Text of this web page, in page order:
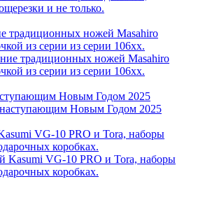
традиционных ножей Masahiro
из серии из серии 106хх.
Новым Годом 2025
VG-10 PRO и Tora, наборы
коробках.